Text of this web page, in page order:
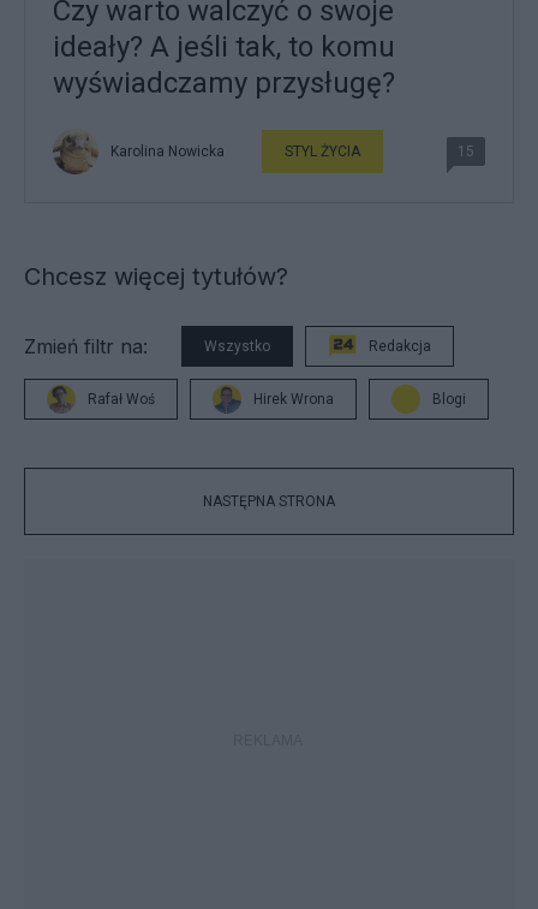
Czy warto walczyć o swoje
ideały? A jeśli tak, to komu
wyświadczamy przysługę?
Karolina Nowicka STYL ŻYCIA 15
Chcesz więcej tytułów?
Zmień filtr na: Wszystko Redakcja
Rafał Woś Hirek Wrona Blogi
NASTĘPNA STRONA